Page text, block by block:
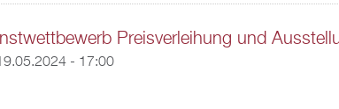
Preisverleihung und
- 17:00